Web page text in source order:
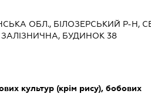
ОБЛ., БІЛОЗЕРСЬКИЙ Р-Н,
БУДИНОК 38
культур (крім рису), бобових